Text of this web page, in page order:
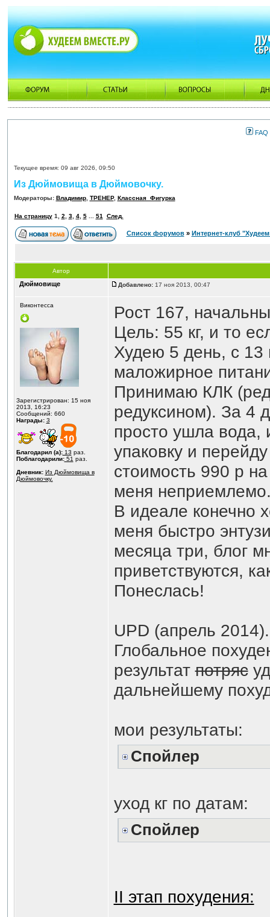
FAQ
Текущее время: 09 авг 2026, 09:50
Из Дюймовища в Дюймовочку.
Модераторы: Владимир, ТРЕНЕР, Классная_Фигурка
На страницу 1 2 3, 4, 5... 51 След.
Список форумов» Интернет-клуб
Автор
Дюймовище Добавлено:17 ноя 2013, 00:47
Виконтесса
Зарегистрирован: 15 ноя
2013, 16:23
Сообщений: 660
Награды: 3
Благодарил (а):13 раз.
Поблагодарили:51 раз.
Дневник: Из Дюймовища в
Дюймовочку.
Рост 167,
Цель: 55 кг, и то
Худею 5 день, с 13
маложирное
Принимаю КЛК
редуксином). За 4
просто ушла
упаковку и
стоимость 990 р
меня
В идеале конечно
меня быстро
месяца три, блог
приветствуются,
Понеслась!
UPD (апрель
Глобальное
результатпотряс
дальнейшему
мои результаты:
Спойлер
уход кг по датам:
Спойлер
II этап похудения: